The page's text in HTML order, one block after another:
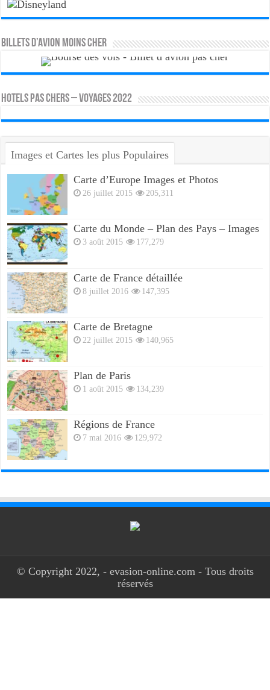
Billets d’avion moins cher
HOTELS PAS CHERS – VOYAGES 2022
Images et Cartes les plus Populaires
Carte d’Europe Images et Photos
26 juillet 2015 205,311
Carte du Monde – Plan des Pays – Images
3 août 2015 177,279
Carte de France détaillée
8 juillet 2016 147,395
Carte de Bretagne
22 juillet 2015 140,965
Plan de Paris
1 août 2015 134,239
Régions de France
7 mai 2016 129,972
© Copyright 2022, - evasion-online.com - Tous droits
réservés